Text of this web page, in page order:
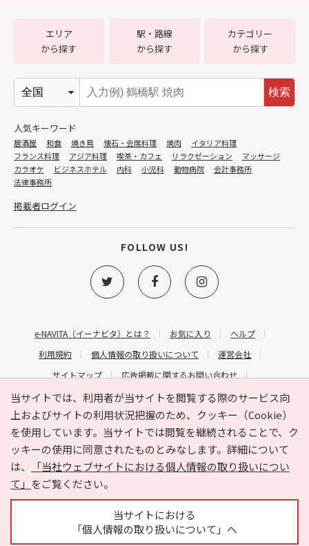
当サイトでは、利用者が当サイトを閲覧する際のサービス向
上およびサイトの利用状況把握のため、クッキー（Cookie）
を使用しています。当サイトでは閲覧を継続されることで、ク
ッキーの使用に同意されたものとみなします。詳細について
は、
「当社ウェブサイトにおける個人情報の取り扱いについ
て」 をご覧ください。
当サイトにおける
「個人情報の取り扱いについて」へ
e-NAVITA（イーナビタ）とは？ お気に入り
ヘルプ
利用規約
個人情報の取り扱いについて
運営会社
サイトマップ
広告掲載に関するお問い合わせ
サイトの内容に関するお問い合わせ
エリア
から探す
駅・路線
から探す
カテゴリー
から探す
検索
人気キーワード
居酒屋 和食 焼き鳥 懐石・会席料理 焼肉
イタリア料理
フランス料理
アジア料理 喫茶・カフェ リラクゼーション
マッサージ
カラオケ
ビジネスホテル 内科 小児科 動物病院
会計事務所
法律事務所
掲載者ログイン
FOLLOW US!
Copyright © HYOJITO.Co.,Ltd. All Rights Reserved.